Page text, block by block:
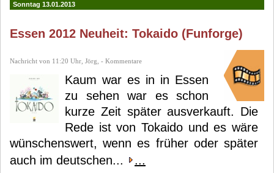
Sonntag 13.01.2013
Essen 2012 Neuheit: Tokaido (Funforge)
Nachricht von 11:20 Uhr, Jörg, - Kommentare
Kaum war es in in Essen
zu sehen war es schon
kurze Zeit später ausverkauft. Die
Rede ist von Tokaido und es wäre
wünschenswert, wenn es früher oder später
auch im deutschen...
...